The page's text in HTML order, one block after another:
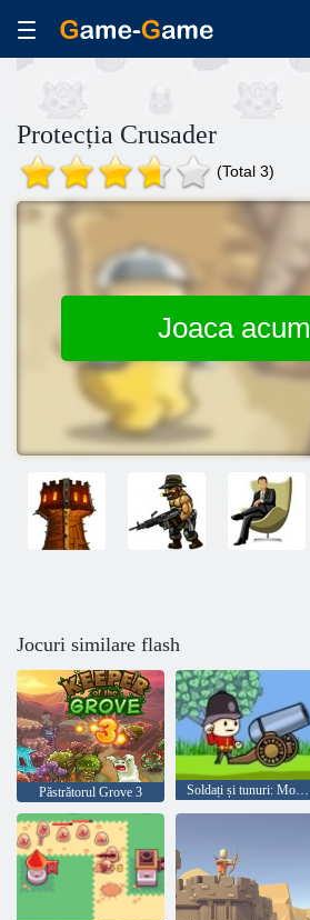
Protecția Crusader
(Total 3)
Joaca acum
Jocuri similare flash
Păstrătorul Grove 3 Soldați și tunuri: Mountain Attack